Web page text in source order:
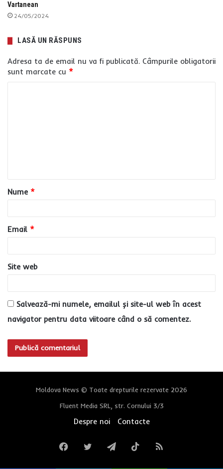
Vartanean
24/05/2024
LASĂ UN RĂSPUNS
Adresa ta de email nu va fi publicată. Câmpurile obligatorii
sunt marcate cu *
a
r
u
*
Nume *
Email *
Site web
Salvează-mi numele, emailul și site-ul web în acest
navigator pentru data viitoare când o să comentez.
Moldova News © Toate drepturile rezervate 2026
Fluent Media SRL, str. Cornului 3/3
Despre noi Contacte
FacebookTwitterTelegramTikTokRSS